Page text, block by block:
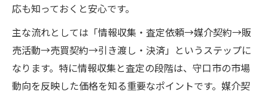
応も知っておくと安心です。
主な流れとしては「情報収集・査定依頼→媒介契約→販
売活動→売買契約→引き渡し・決済」というステップに
なります。特に情報収集と査定の段階は、守口市の市場
動向を反映した価格を知る重要なポイントです。媒介契